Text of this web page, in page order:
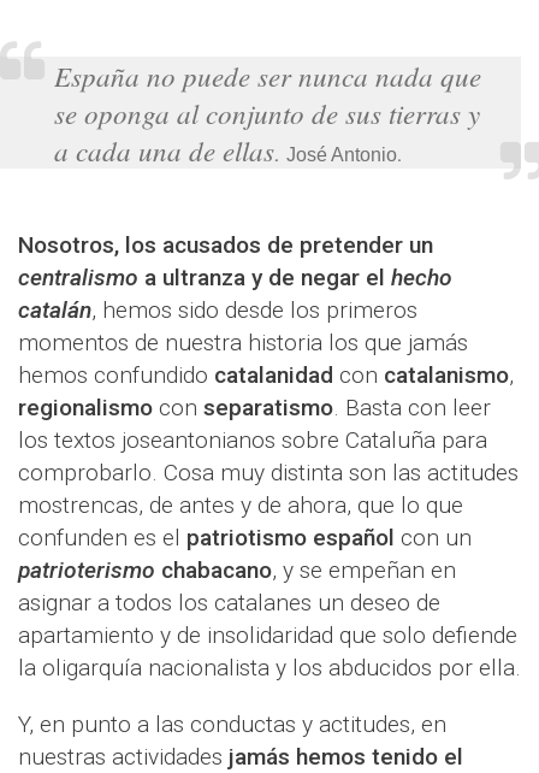
España no puede ser nunca nada que
se oponga al conjunto de sus tierras y
a cada una de ellas. José Antonio.
Nosotros, los acusados de pretender un
centralismo a ultranza y de negar el hecho
catalán, hemos sido desde los primeros
momentos de nuestra historia los que jamás
hemos confundido catalanidad con catalanismo,
regionalismo con separatismo. Basta con leer
los textos joseantonianos sobre Cataluña para
comprobarlo. Cosa muy distinta son las actitudes
mostrencas, de antes y de ahora, que lo que
confunden es el patriotismo español con un
patrioterismo chabacano, y se empeñan en
asignar a todos los catalanes un deseo de
apartamiento y de insolidaridad que solo defiende
la oligarquía nacionalista y los abducidos por ella.
Y, en punto a las conductas y actitudes, en
nuestras actividades jamás hemos tenido el